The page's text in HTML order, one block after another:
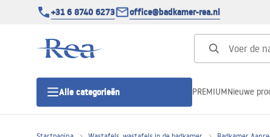
+31 6 8740 6273 office@badkamer-rea.nl
Alle categorieën PREMIUMNieuwe